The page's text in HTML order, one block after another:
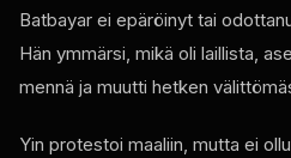
Batbayar ei epäröinyt tai
Hän ymmärsi, mikä oli laillista,
mennä ja muutti hetken
Yin protestoi maaliin, mutta ei